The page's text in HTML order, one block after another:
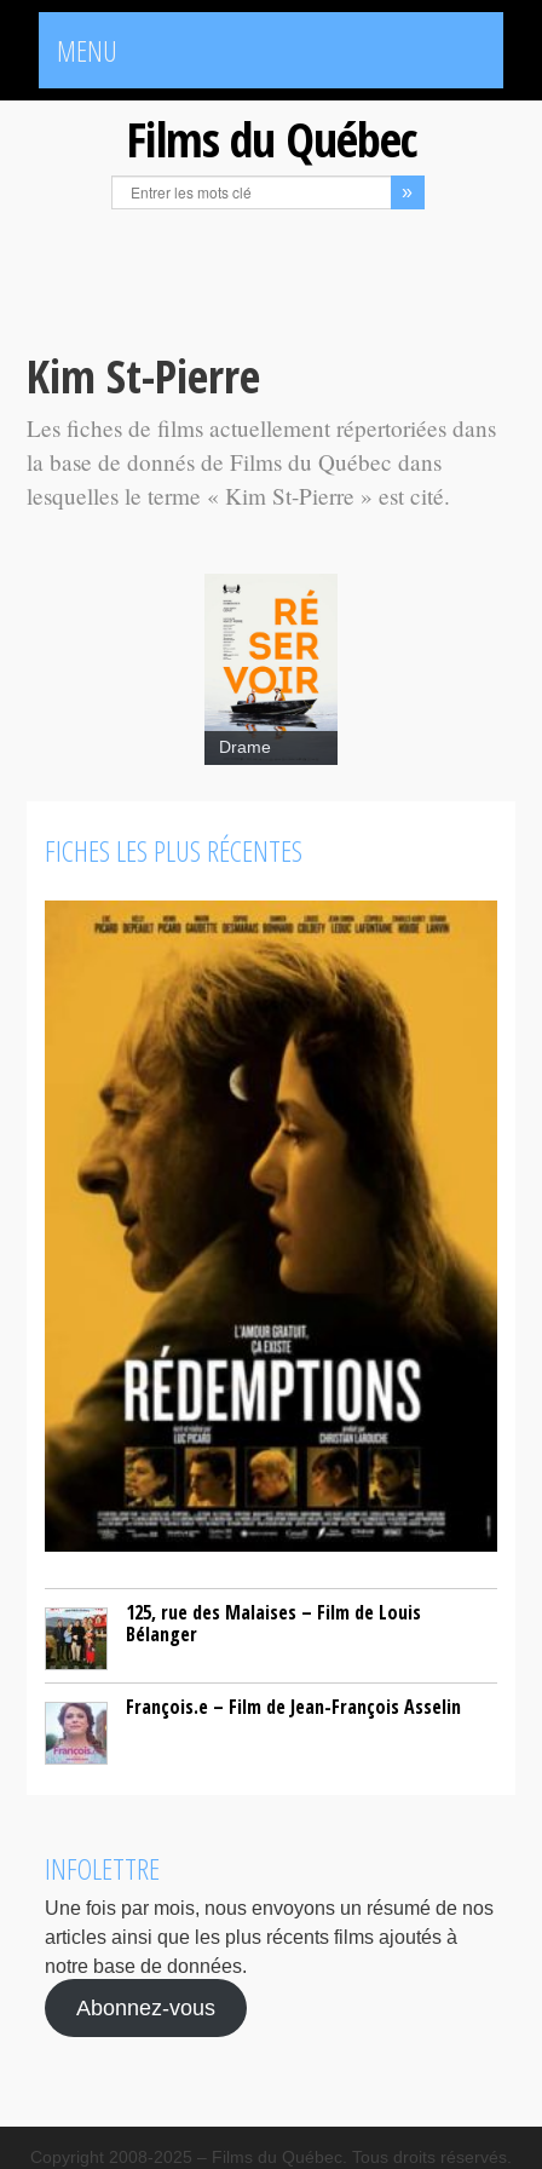
MENU
Films du Québec
Kim St-Pierre
Les fiches de films actuellement répertoriées dans
la base de donnés de Films du Québec dans
lesquelles le terme « Kim St-Pierre » est cité.
Drame
FICHES LES PLUS RÉCENTES
125, rue des Malaises – Film de Louis
Bélanger
François.e – Film de Jean-François Asselin
INFOLETTRE
Une fois par mois, nous envoyons un résumé de nos
articles ainsi que les plus récents films ajoutés à
notre base de données.
Abonnez-vous
Copyright 2008-2025 – Films du Québec. Tous droits réservés.